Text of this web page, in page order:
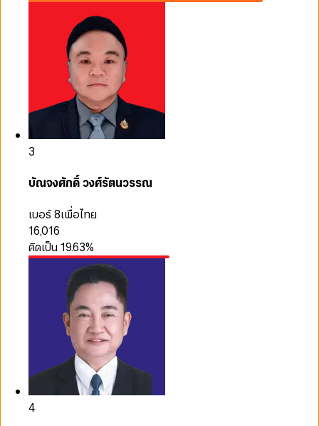
3
บัณจงศักดิ์ วงศ์รัตนวรรณ
เบอร์ 8เพื่อไทย
16,016
คิดเป็น 19.63%
4